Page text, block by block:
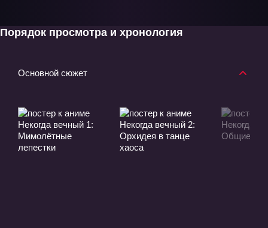
Порядок просмотра и хронология
Основной сюжет